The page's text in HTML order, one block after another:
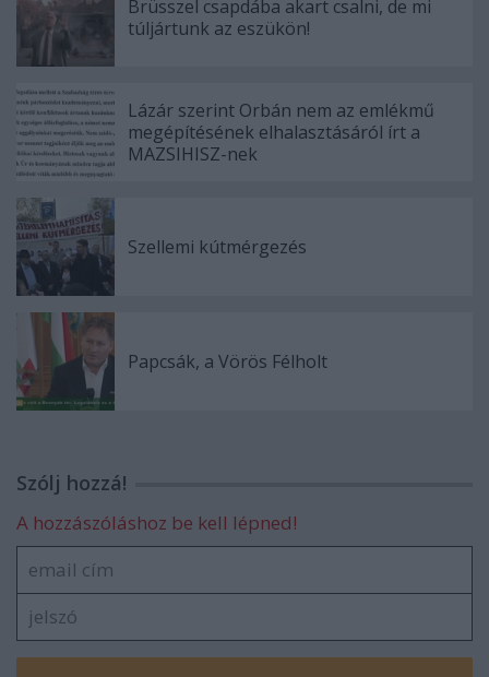
Brüsszel csapdába akart csalni, de mi
túljártunk az eszükön!
Lázár szerint Orbán nem az emlékmű
megépítésének elhalasztásáról írt a
MAZSIHISZ-nek
Szellemi kútmérgezés
Papcsák, a Vörös Félholt
Szólj hozzá!
A hozzászóláshoz be kell lépned!